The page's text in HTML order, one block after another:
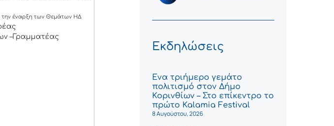
έναρξη των Θεμάτων ΗΔ
–Γραμματέας
Εκδηλώσεις
Ένα τριήμερο γεμάτο
πολιτισμό στον Δήμο
Κορινθίων – Στο επίκεντρο το
πρώτο Kalamia Festival
8 Αυγούστου, 2026